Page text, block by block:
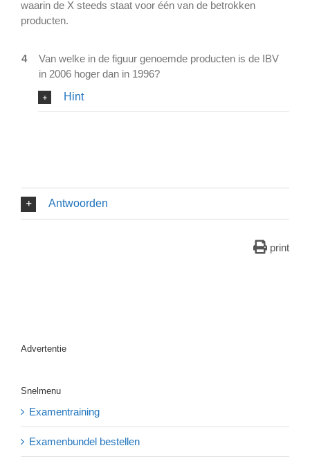
waarin de X steeds staat voor één van de betrokken
producten.
4
Van welke in de figuur genoemde producten is de IBV
in 2006 hoger dan in 1996?
Hint
Antwoorden
print
Advertentie
Snelmenu
Examentraining
Examenbundel bestellen